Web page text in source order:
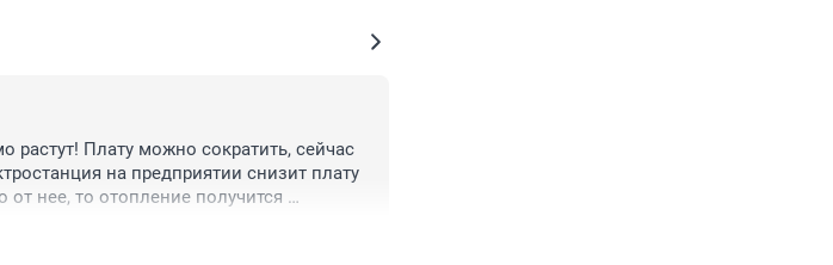
растут! Плату можно сократить, сейчас
на предприятии снизит плату
от нее, то отопление получится